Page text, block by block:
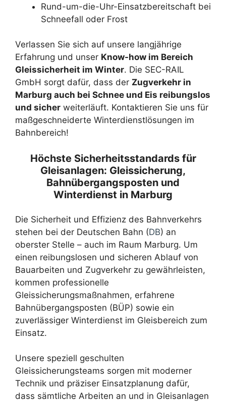
Rund-um-die-Uhr-Einsatzbereitschaft bei
Schneefall oder Frost
Verlassen Sie sich auf unsere langjährige
Erfahrung und unser Know-how im Bereich
Gleissicherheit im Winter. Die SEC-RAIL
GmbH sorgt dafür, dass der Zugverkehr in
Marburg auch bei Schnee und Eis reibungslos
und sicher weiterläuft. Kontaktieren Sie uns für
maßgeschneiderte Winterdienstlösungen im
Bahnbereich!
Höchste Sicherheitsstandards für
Gleisanlagen: Gleissicherung,
Bahnübergangsposten und
Winterdienst in Marburg
Die Sicherheit und Effizienz des Bahnverkehrs
stehen bei der Deutschen Bahn (DB) an
oberster Stelle – auch im Raum Marburg. Um
einen reibungslosen und sicheren Ablauf von
Bauarbeiten und Zugverkehr zu gewährleisten,
kommen professionelle
Gleissicherungsmaßnahmen, erfahrene
Bahnübergangsposten (BÜP) sowie ein
zuverlässiger Winterdienst im Gleisbereich zum
Einsatz.
Unsere speziell geschulten
Gleissicherungsteams sorgen mit moderner
Technik und präziser Einsatzplanung dafür,
dass sämtliche Arbeiten an und in Gleisanlagen